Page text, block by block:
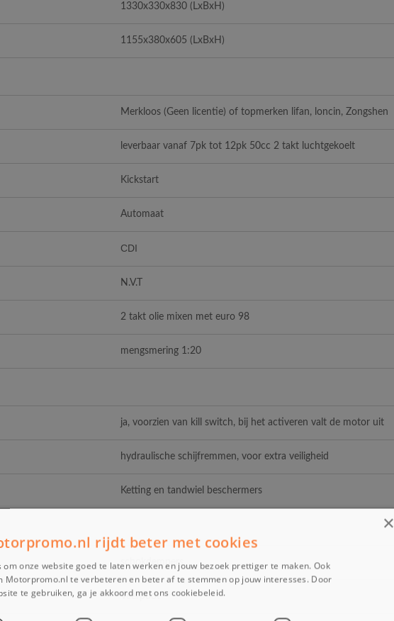
1330x330x830(LxBxH)
1155x380x605(LxBxH)
Merkloos (Geen licentie) of topmerken lifan, loncin, Zongshen
leverbaar vanaf 7pk tot 12pk 50cc 2 takt luchtgekoelt
Kickstart
Automaat
CDI
N.V.T
2 takt olie mixen met euro 98
mengsmering 1:20
ja, voorzien van kill switch, bij het activeren valt de motor uit
hydraulische schijfremmen, voor extra veiligheid
Ketting en tandwiel beschermers
schokdempers
Veerpoot
×
rijdt beter met cookies
om onze website goed te laten werken en jouw bezoek prettiger te maken. Ook
Motorpromo.nl te verbeteren en beter af te stemmen op jouw interesses. Door
te gebruiken, ga je akkoord met ons cookiebeleid.